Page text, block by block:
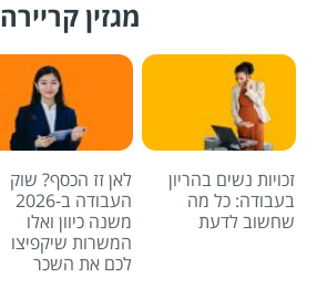
מגזין קריירה
זכויות נשים בהריון
בעבודה: כל מה
שחשוב לדעת
לאן זז הכסף? שוק
העבודה ב-2026
משנה כיוון ואלו
המשרות שיקפיצו
לכם את השכר